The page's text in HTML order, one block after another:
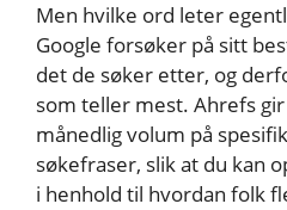
Men hvilke ord leter
Google forsøker på sitt
det de søker etter, og
som teller mest. Ahrefs
månedlig volum på
søkefraser, slik at du kan
i henhold til hvordan folk